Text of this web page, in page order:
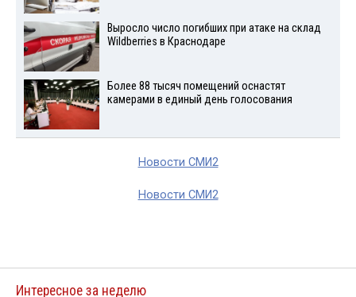
Выросло число погибших при атаке на склад
Wildberries в Краснодаре
Более 88 тысяч помещений оснастят
камерами в единый день голосования
Новости СМИ2
Новости СМИ2
Интересное за неделю